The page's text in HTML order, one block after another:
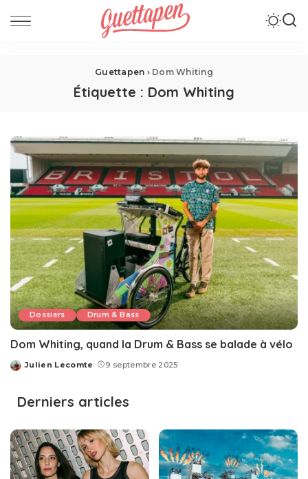
Guettapen › Dom Whiting
Étiquette : Dom Whiting
Dossiers Drum & Bass
Dom Whiting, quand la Drum & Bass se balade à vélo
Posted
Julien Lecomte 9 septembre 2025
Derniers articles